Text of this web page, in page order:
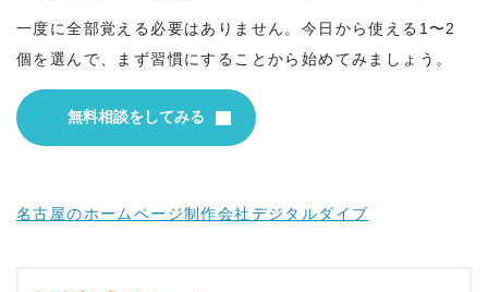
一度に全部覚える必要はありません。今日から使える1〜2
個を選んで、まず習慣にすることから始めてみましょう。
無料相談をしてみる
名古屋のホームページ制作会社デジタルダイブ